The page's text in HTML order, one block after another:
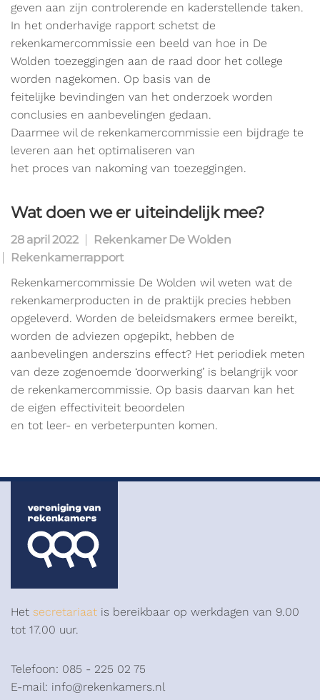
geven aan zijn controlerende en kaderstellende taken.
In het onderhavige rapport schetst de
rekenkamercommissie een beeld van hoe in De
Wolden toezeggingen aan de raad door het college
worden nagekomen. Op basis van de
feitelijke bevindingen van het onderzoek worden
conclusies en aanbevelingen gedaan.
Daarmee wil de rekenkamercommissie een bijdrage te
leveren aan het optimaliseren van
het proces van nakoming van toezeggingen.
Wat doen we er uiteindelijk mee?
28 april 2022
Rekenkamer De Wolden
Rekenkamerrapport
Rekenkamercommissie De Wolden wil weten wat de
rekenkamerproducten in de praktijk precies hebben
opgeleverd. Worden de beleidsmakers ermee bereikt,
worden de adviezen opgepikt, hebben de
aanbevelingen anderszins effect? Het periodiek meten
van deze zogenoemde ‘doorwerking’ is belangrijk voor
de rekenkamercommissie. Op basis daarvan kan het
de eigen effectiviteit beoordelen
en tot leer- en verbeterpunten komen.
Het secretariaat is bereikbaar op werkdagen van 9.00
tot 17.00 uur.
Telefoon: 085 - 225 02 75
E-mail: info@rekenkamers.nl